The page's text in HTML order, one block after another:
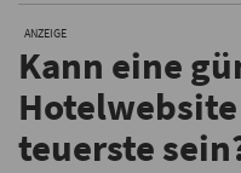
ANZEIGE
Kann eine
teuerste